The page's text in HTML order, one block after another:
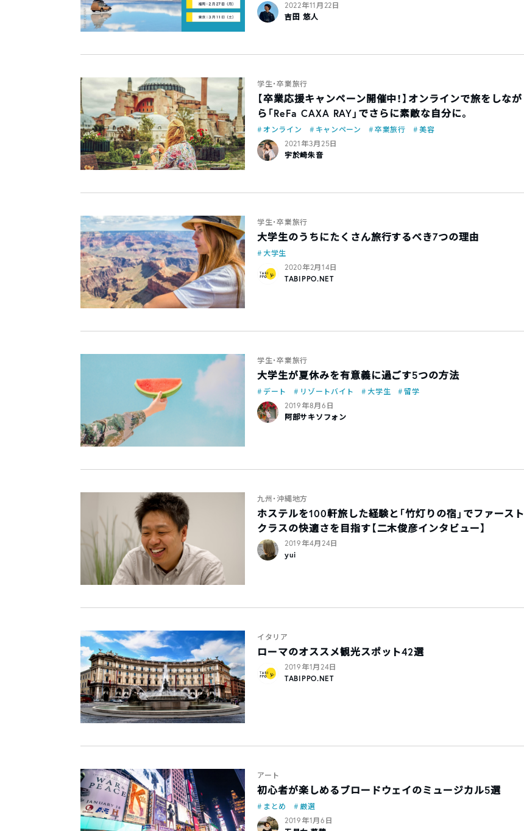
2022年11月22日
吉田 悠人
学生・卒業旅行
【卒業応援キャンペーン開催中！】オンラインで旅をしなが
ら「ReFa CAXA RAY」でさらに素敵な自分に。
オンライン キャンペーン 卒業旅行
美容
2021年3月25日
宇於崎朱音
学生・卒業旅行
大学生のうちにたくさん旅行するべき7つの理由
大学生
2020年2月14日
TABIPPO.NET
学生・卒業旅行
大学生が夏休みを有意義に過ごす5つの方法
デート リゾートバイト 大学生
留学
2019年8月6日
阿部サキソフォン
九州・沖縄地方
ホステルを100軒旅した経験と「竹灯りの宿」でファースト
クラスの快適さを目指す【二木俊彦インタビュー】
2019年4月24日
yui
イタリア
ローマのオススメ観光スポット42選
2019年1月24日
TABIPPO.NET
アート
初心者が楽しめるブロードウェイのミュージカル5選
まとめ
厳選
2019年1月6日